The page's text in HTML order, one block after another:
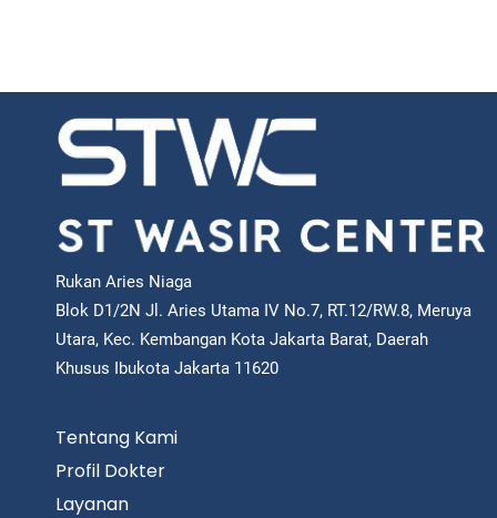
Rukan Aries Niaga
Blok D1/2N Jl. Aries Utama IV No.7, RT.12/RW.8, Meruya
Utara, Kec. Kembangan Kota Jakarta Barat, Daerah
Khusus Ibukota Jakarta 11620
Tentang Kami
Profil Dokter
Layanan